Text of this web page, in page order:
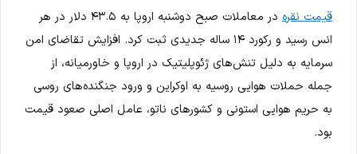
قیمت نقره
در معاملات صبح دوشنبه اروپا به ۴۳.۵ دلار در هر
انس رسید و رکورد ۱۴ ساله جدیدی ثبت کرد. افزایش تقاضای امن
سرمایه به دلیل تنش‌های ژئوپلیتیک در اروپا و خاورمیانه، از
جمله حملات هوایی روسیه به اوکراین و ورود جنگنده‌های روسی
به حریم هوایی استونی و کشورهای ناتو، عامل اصلی صعود قیمت
بود.